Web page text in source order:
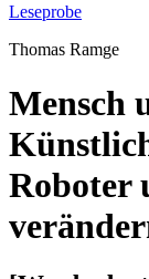
Leseprobe
Thomas Ramge
Mensch
Roboter